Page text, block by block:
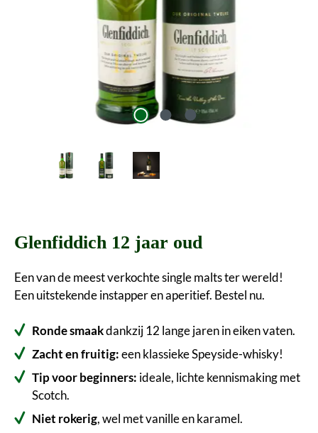
Glenfiddich 12 jaar oud
Een van de meest verkochte single malts ter wereld!
Een uitstekende instapper en aperitief. Bestel nu.
Ronde smaakdankzij 12 lange jaren in eiken vaten.
Zacht en fruitig:een klassieke Speyside-whisky!
Tip voor beginners: ideale, lichte kennismaking met
Scotch.
Niet rokerig, wel met vanille en karamel.